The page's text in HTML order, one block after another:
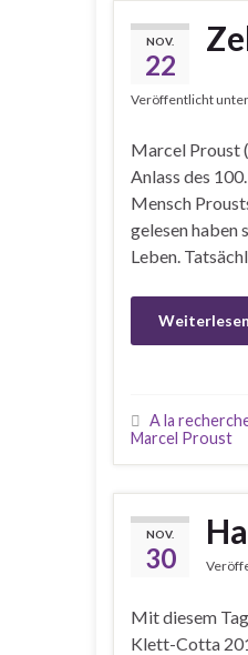
NOV.
22
Veröffentlicht unter
Marcel Proust
Anlass des
Mensch
gelesen haben
Leben.
Weiterlesen
A la
Marcel Proust
NOV.
30
Mit diesem
Klett-Cotta